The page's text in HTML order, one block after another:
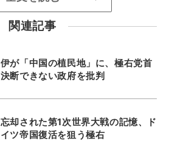
関連記事
伊が「中国の植民地」に、極右党首
決断できない政府を批判
忘却された第1次世界大戦の記憶、ド
イツ帝国復活を狙う極右